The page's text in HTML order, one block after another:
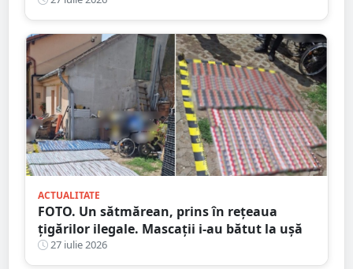
ACTUALITATE
FOTO. Un sătmărean, prins în rețeaua
țigărilor ilegale. Mascații i-au bătut la ușă
27 iulie 2026